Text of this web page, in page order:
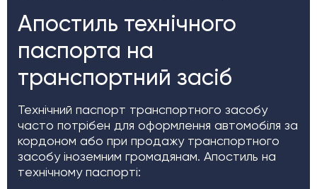
Апостиль технічного
паспорта на
транспортний засіб
Технічний паспорт транспортного засобу
часто потрібен для оформлення автомобіля за
кордоном або при продажу транспортного
засобу іноземним громадянам. Апостиль на
технічному паспорті: